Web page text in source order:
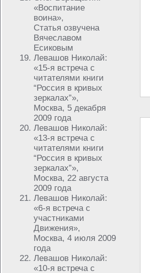
«Воспитание
воина»,
Статья озвучена
Вячеславом
Есиковым
Левашов Николай:
«15-я встреча с
читателями книги
“Россия в кривых
зеркалах”»,
Москва, 5 декабря
2009 года
Левашов Николай:
«13-я встреча с
читателями книги
“Россия в кривых
зеркалах”»,
Москва, 22 августа
2009 года
Левашов Николай:
«6-я встреча с
участниками
Движения»,
Москва, 4 июля 2009
года
Левашов Николай:
«10-я встреча с